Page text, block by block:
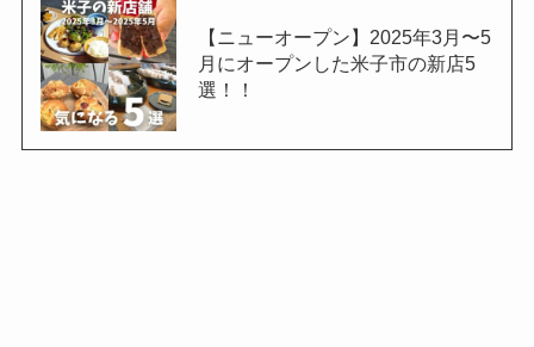
【ニューオープン】2025年3月〜5
月にオープンした米子市の新店5
選！！